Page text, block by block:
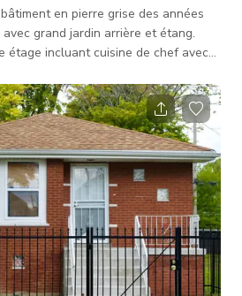
en pierre grise des années
grand jardin arrière et étang.
étage incluant cuisine de chef avec
suite principale à l'étage donnant sur
d'intimité entourant l'arrière pour
présente de nombreux détails
et corniches à l'extérieur, v